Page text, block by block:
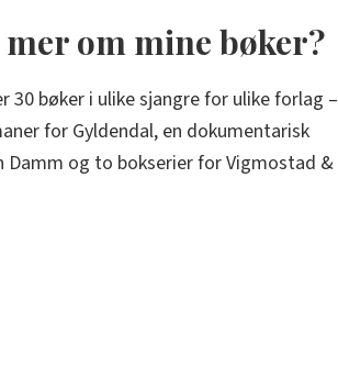
om mine bøker?
30 bøker i ulike sjangre for ulike forlag –
for Gyldendal, en dokumentarisk
Damm og to bokserier for Vigmostad &